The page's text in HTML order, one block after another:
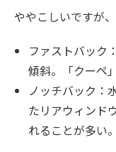
ややこしいですが、
ファストバック
傾斜。「クーペ
ノッチバック：
たリアウィンド
れることが多い。